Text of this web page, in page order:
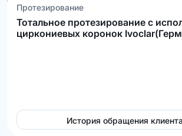
Протезирование
Тотальное протезирование с
циркониевых коронок
История обращения клиента